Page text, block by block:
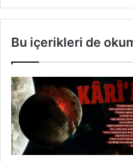
e
r
l
a
r
ı
n
F
a
z
i
Bu içerikleri de